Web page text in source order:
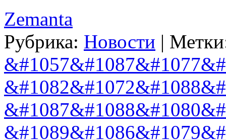
Zemanta
Рубрика: Новости |